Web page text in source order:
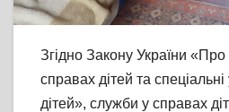
Згідно Закону України
справах дітей та
дітей», служби у справах